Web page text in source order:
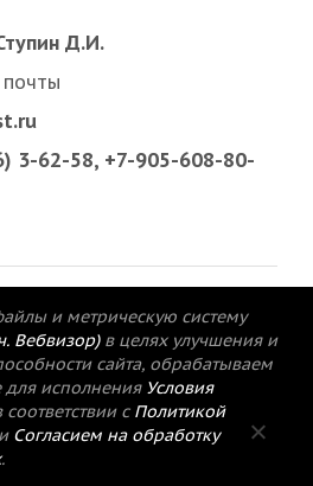
Д.И.
3-62-58, +7-905-608-80-
газеты «Кимрский
и метрическую систему
Вебвизор) в целях улучшения и
сайта, обрабатываем
исполнения Условия
с Политикой
Согласием на обработку
.